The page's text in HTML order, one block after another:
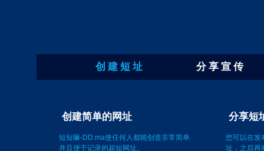
创 建 短 址 分 享 宣 传
创建简单的网址